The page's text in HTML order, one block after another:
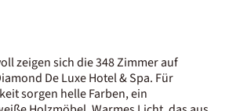
zeigen sich die 348 Zimmer auf
De Luxe Hotel & Spa. Für
sorgen helle Farben, ein